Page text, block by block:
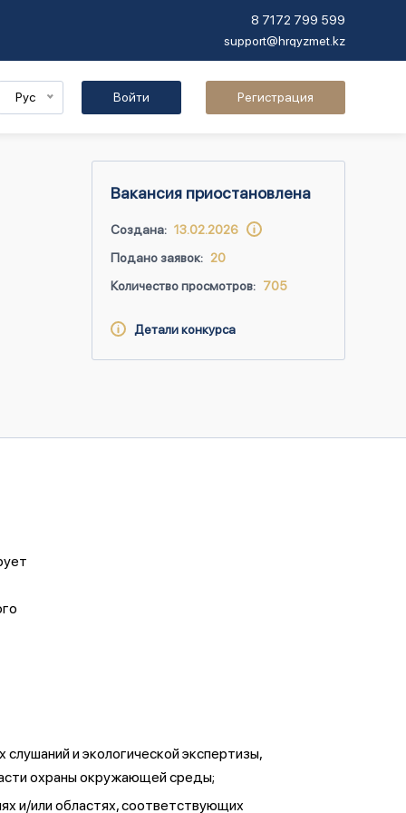
8 7172 799 599
support@hrqyzmet.kz
Рус Войти Регистрация
Вакансия приостановлена
Создана: 13.02.2026
Подано заявок: 20
Количество просмотров: 705
Детали конкурса
и экологической экспертизы,
охраны окружающей среды;
и/или областях, соответствующих